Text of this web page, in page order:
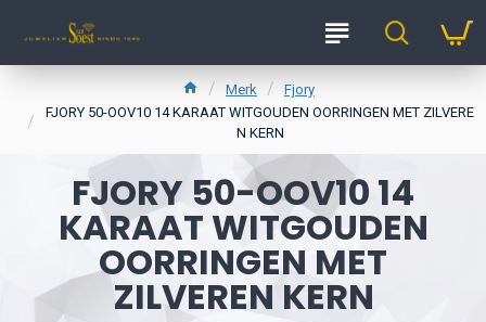
Merk
Fjory
FJORY 50-OOV10 14 KARAAT WITGOUDEN OORRINGEN MET ZILVERE
N KERN
FJORY 50-OOV10 14
KARAAT WITGOUDEN
OORRINGEN MET
ZILVEREN KERN